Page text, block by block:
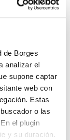
de Borges
analizar el
supone captar
web con
Estas
o las
el plugin
y su duración.